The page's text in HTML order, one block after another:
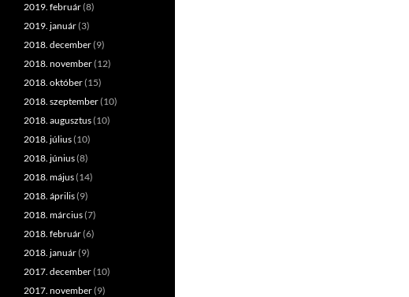
2019. február(8)
2019. január(3)
2018. december(9)
2018. november(12)
2018. október(15)
2018. szeptember(10)
2018. augusztus(10)
2018. július(10)
2018. június(8)
2018. május(14)
2018. április(9)
2018. március(7)
2018. február(6)
2018. január(9)
2017. december(10)
2017. november(9)